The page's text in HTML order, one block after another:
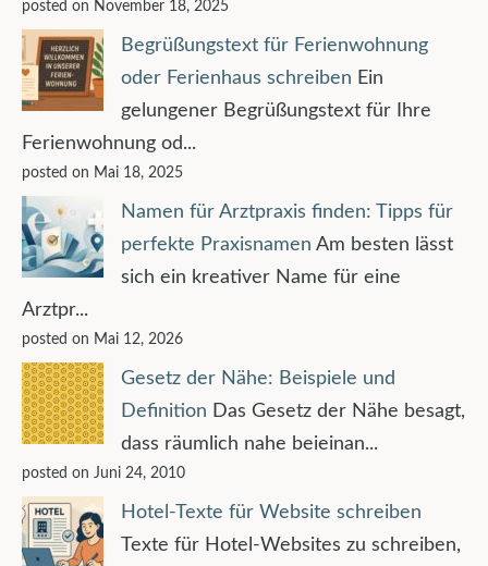
posted on November 18, 2025
Begrüßungstext für Ferienwohnung
oder Ferienhaus schreiben Ein
gelungener Begrüßungstext für Ihre
Ferienwohnung od...
posted on Mai 18, 2025
Namen für Arztpraxis finden: Tipps für
perfekte Praxisnamen Am besten lässt
sich ein kreativer Name für eine
Arztpr...
posted on Mai 12, 2026
Gesetz der Nähe: Beispiele und
Definition Das Gesetz der Nähe besagt,
dass räumlich nahe beieinan...
posted on Juni 24, 2010
Hotel-Texte für Website schreiben
Texte für Hotel-Websites zu schreiben,